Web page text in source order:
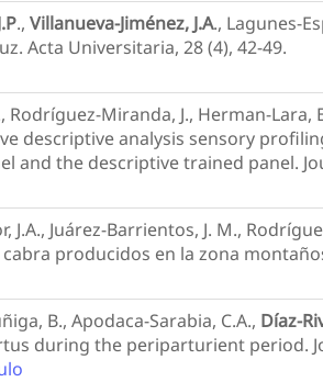
.,Villanueva-Jiménez, J.A., Lagunes-
Acta Universitaria, 28 (4), 42-49.
Rodríguez-Miranda, J., Herman-Lara,
descriptive analysis sensory
and the descriptive trained panel.
Juárez-Barrientos, J. M.,
producidos en la zona
B., Apodaca-Sarabia, C.A., Díaz-
during the periparturient period.